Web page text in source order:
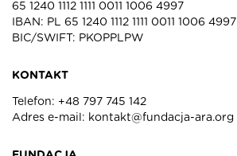
65 1240 1112 1111 0011 1006 4997
IBAN: PL 65 1240 1112 1111 0011 1006 4997
BIC/SWIFT: PKOPPLPW
KONTAKT
Telefon: +48 797 745 142
Adres e-mail: kontakt@fundacja-ara.org